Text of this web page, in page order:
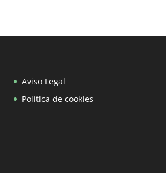
Aviso Legal
Política de cookies